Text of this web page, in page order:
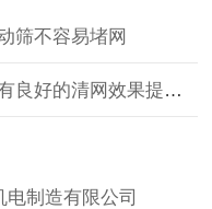
筛不容易堵网
下一篇：超声清网可以对静电具有良好的清网效果提高筛分精度
制造有限公司